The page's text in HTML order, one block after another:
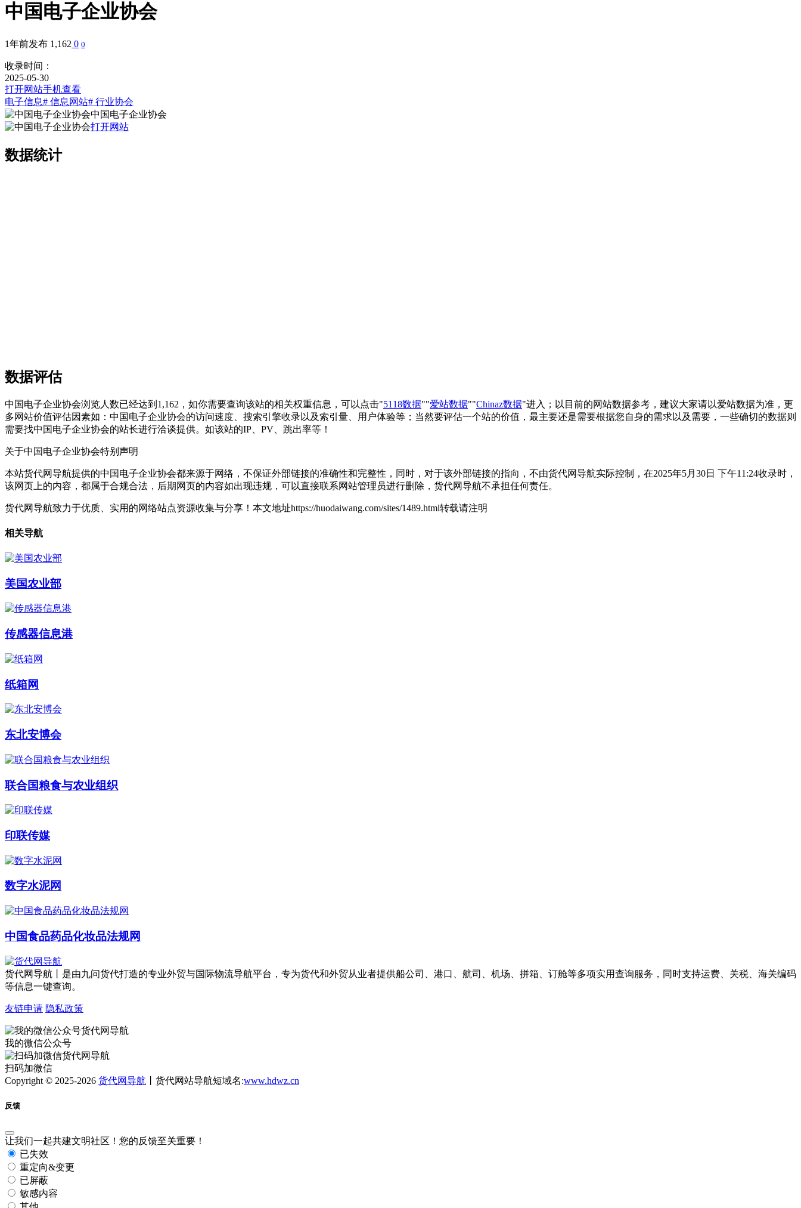
中国电子企业协会
1年前发布 1,162 0 0
收录时间：
2025-05-30
打开网站手机查看
电子信息# 信息网站# 行业协会
中国电子企业协会
打开网站
数据统计
数据评估
中国电子企业协会浏览人数已经达到1,162，如你需要查询该站的相关权重信息，可以点击"5118数据""爱站数据""Chinaz数据"进入；以目前的网站数据参考，建议大家请以爱站数据为准，更
多网站价值评估因素如：中国电子企业协会的访问速度、搜索引擎收录以及索引量、用户体验等；当然要评估一个站的价值，最主要还是需要根据您自身的需求以及需要，一些确切的数据则
需要找中国电子企业协会的站长进行洽谈提供。如该站的IP、PV、跳出率等！
关于中国电子企业协会特别声明
本站货代网导航提供的中国电子企业协会都来源于网络，不保证外部链接的准确性和完整性，同时，对于该外部链接的指向，不由货代网导航实际控制，在2025年5月30日 下午11:24收录时，
该网页上的内容，都属于合规合法，后期网页的内容如出现违规，可以直接联系网站管理员进行删除，货代网导航不承担任何责任。
货代网导航致力于优质、实用的网络站点资源收集与分享！ 本文地址https://huodaiwang.com/sites/1489.html转载请注明
相关导航
美国农业部
传感器信息港
纸箱网
东北安博会
联合国粮食与农业组织
印联传媒
数字水泥网
中国食品药品化妆品法规网
货代网导航丨是由九问货代打造的专业外贸与国际物流导航平台，专为货代和外贸从业者提供船公司、港口、航司、机场、拼箱、订舱等多项实用查询服务，同时支持运费、关税、海关编码
等信息一键查询。
友链申请 隐私政策
我的微信公众号
扫码加微信
Copyright © 2025-2026 货代网导航 丨货代网站导航短域名:www.hdwz.cn
反馈
让我们一起共建文明社区！您的反馈至关重要！
已失效
重定向&变更
已屏蔽
敏感内容